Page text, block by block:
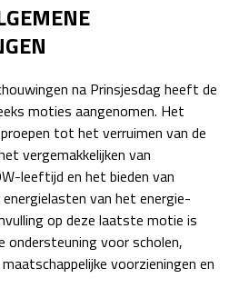
na Prinsjesdag heeft de
moties aangenomen. Het
tot het verruimen van de
vergemakkelijken van
leeftijd en het bieden van
van het energie-
op deze laatste motie is
ondersteuning voor scholen,
voorzieningen en